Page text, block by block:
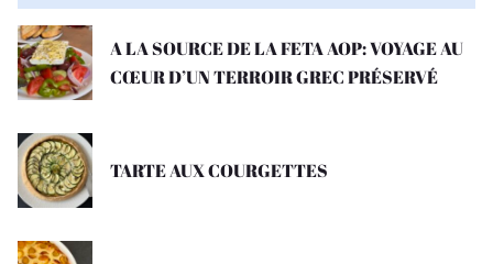
A LA SOURCE DE LA FETA AOP: VOYAGE AU
CŒUR D’UN TERROIR GREC PRÉSERVÉ
TARTE AUX COURGETTES